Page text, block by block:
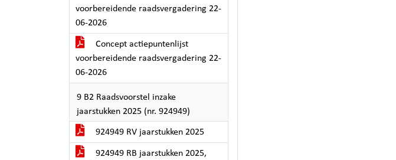
voorbereidende raadsvergadering 22-
06-2026
Concept actiepuntenlijst
voorbereidende raadsvergadering 22-
06-2026
9 B2 Raadsvoorstel inzake
jaarstukken 2025 (nr. 924949)
924949 RV jaarstukken 2025
924949 RB jaarstukken 2025,